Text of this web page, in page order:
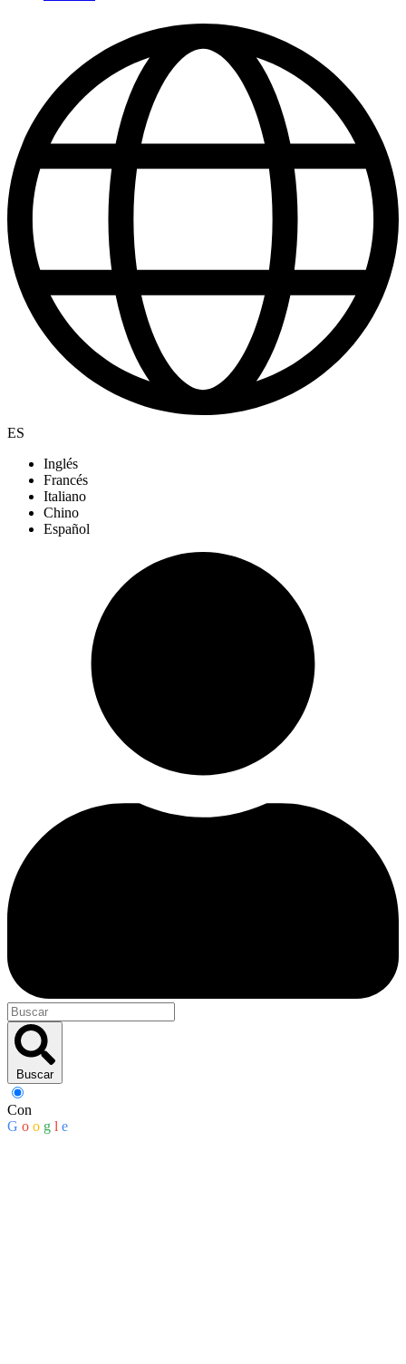
ES
Inglés
Francés
Italiano
Chino
Español
Buscar
Con
G o o g l e